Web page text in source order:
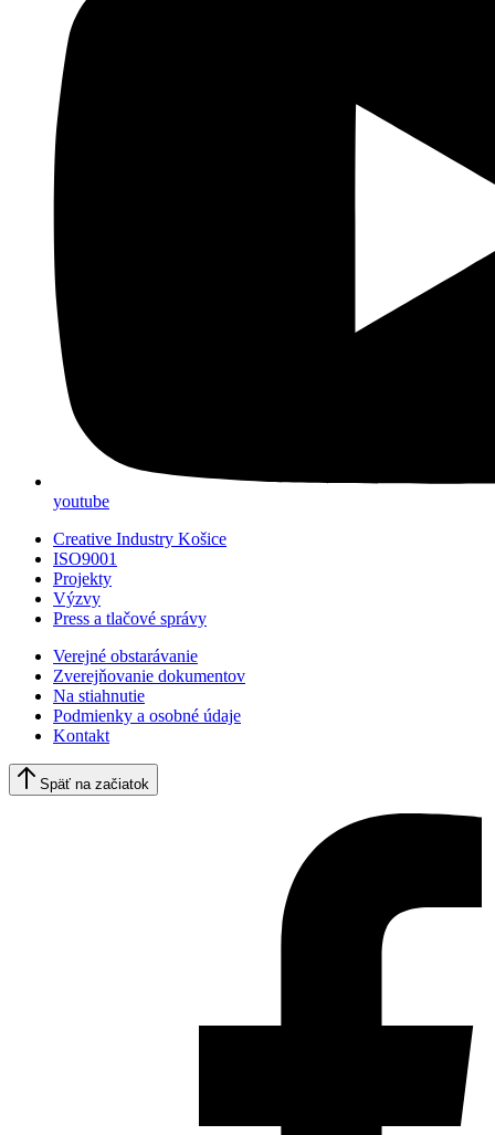
youtube
Creative Industry Košice
ISO9001
Projekty
Výzvy
Press a tlačové správy
Verejné obstarávanie
Zverejňovanie dokumentov
Na stiahnutie
Podmienky a osobné údaje
Kontakt
Späť na začiatok